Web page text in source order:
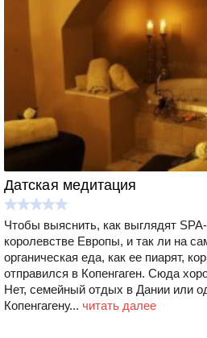
Датская медитация
Чтобы выяснить, как выглядят
королевстве Европы, и так ли на
органическая еда, как ее пиарят,
отправился в Копенгаген. Сюда
Нет, семейный отдых в Дании или
Копенгагену... читать далее